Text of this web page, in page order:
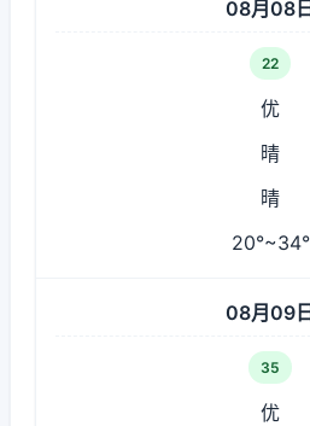
08月08日
22
优
晴
晴
20°~34°
08月09日
35
优